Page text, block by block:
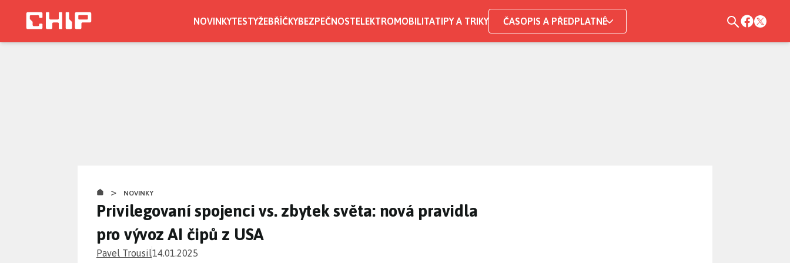
NOVINKYTESTYŽEBŘÍČKYBEZPEČNOSTELEKTROMOBILITATIPY A TRIKY ČASOPIS A PŘEDPLATNÉ
> NOVINKY
Privilegovaní spojenci vs. zbytek světa: nová pravidla
pro vývoz AI čipů z USA
Pavel Trousil14.01.2025